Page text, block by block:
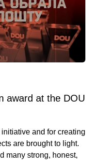
award at the DOU
and for creating
are brought to light.
many strong, honest,